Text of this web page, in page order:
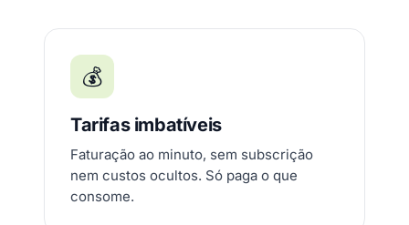
💰
Tarifas imbatíveis
Faturação ao minuto, sem subscrição
nem custos ocultos. Só paga o que
consome.